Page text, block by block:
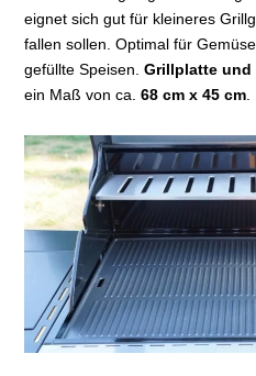
eignet sich gut für kleineres
fallen sollen. Optimal für
gefüllte Speisen. Grillplatte und
ein Maß von ca. 68 cm x 45 cm